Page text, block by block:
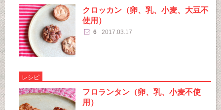
クロッカン（卵、乳、小麦、大豆不
使用）
6 2017.03.17
レシピ
フロランタン（卵、乳、小麦不使
用）